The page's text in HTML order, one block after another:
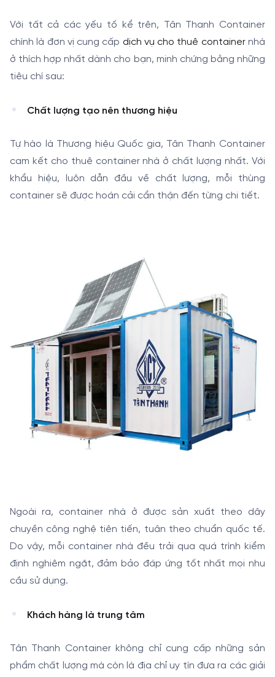
Với tất cả các yếu tố kể trên, Tân Thanh Container
chính là đơn vị cung cấp dịch vụ cho thuê containernhà
ở thích hợp nhất dành cho bạn, minh chứng bằng những
tiêu chí sau:
Chất lượng tạo nên thương hiệu
Tự hào là Thương hiệu Quốc gia, Tân Thanh Container
cam kết cho thuê container nhà ở chất lượng nhất. Với
khẩu hiệu, luôn dẫn đầu về chất lượng, mỗi thùng
container sẽ được hoán cải cẩn thận đến từng chi tiết.
Ngoài ra, container nhà ở được sản xuất theo dây
chuyền công nghệ tiên tiến, tuân theo chuẩn quốc tế.
Do vậy, mỗi container nhà đều trải qua quá trình kiểm
định nghiêm ngặt, đảm bảo đáp ứng tốt nhất mọi nhu
cầu sử dụng.
Khách hàng là trung tâm
Tân Thanh Container không chỉ cung cấp những sản
phẩm chất lượng mà còn là địa chỉ uy tín đưa ra các giải